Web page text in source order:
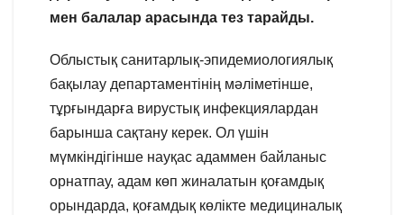
мен балалар арасында тез тарайды.
Облыстық санитарлық-эпидемиологиялық
бақылау департаментінің мәліметінше,
тұрғындарға вирустық инфекциялардан
барынша сақтану керек. Ол үшін
мүмкіндігінше науқас адаммен байланыс
орнатпау, адам көп жиналатын қоғамдық
орындарда, қоғамдық көлікте медициналық